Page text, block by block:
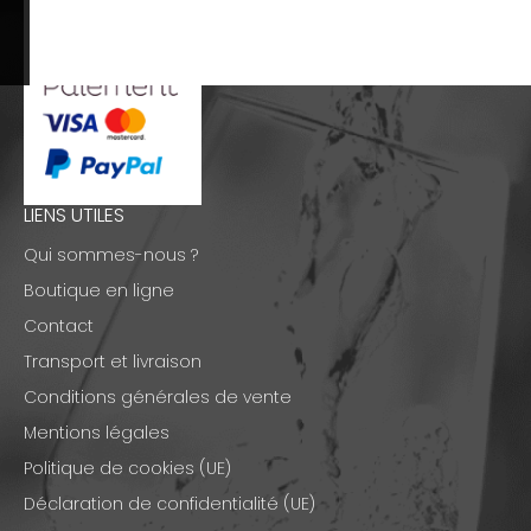
LIENS UTILES
Qui sommes-nous ?
Boutique en ligne
Contact
Transport et livraison
Conditions générales de vente
Mentions légales
Politique de cookies (UE)
Déclaration de confidentialité (UE)